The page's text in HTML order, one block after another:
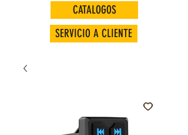
SERVICIO A CLIENTE
CATALOGOS